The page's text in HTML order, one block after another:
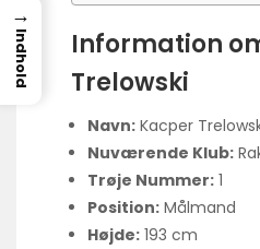
Information
Trelowski
Navn: Kacper
Nuværende Klub:
Trøje Nummer: 1
Position: Målmand
Højde: 193 cm
→
Indhold